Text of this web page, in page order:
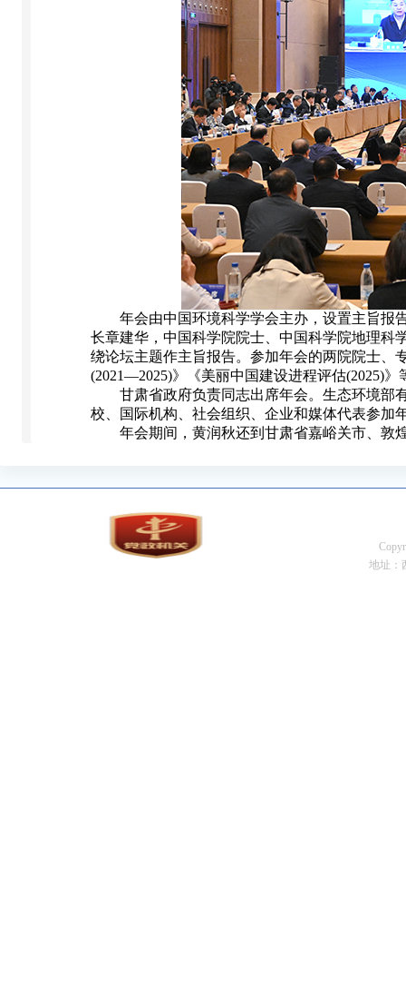
年会由中国环境科学学会主办，设置主旨报告
长章建华，中国科学院院士、中国科学院地理科
绕论坛主题作主旨报告。参加年会的两院院士、
(2021—2025)》《美丽中国建设进程评估(2025)》
甘肃省政府负责同志出席年会。生态环境部有
校、国际机构、社会组织、企业和媒体代表参加
年会期间，黄润秋还到甘肃省嘉峪关市、敦
地址：